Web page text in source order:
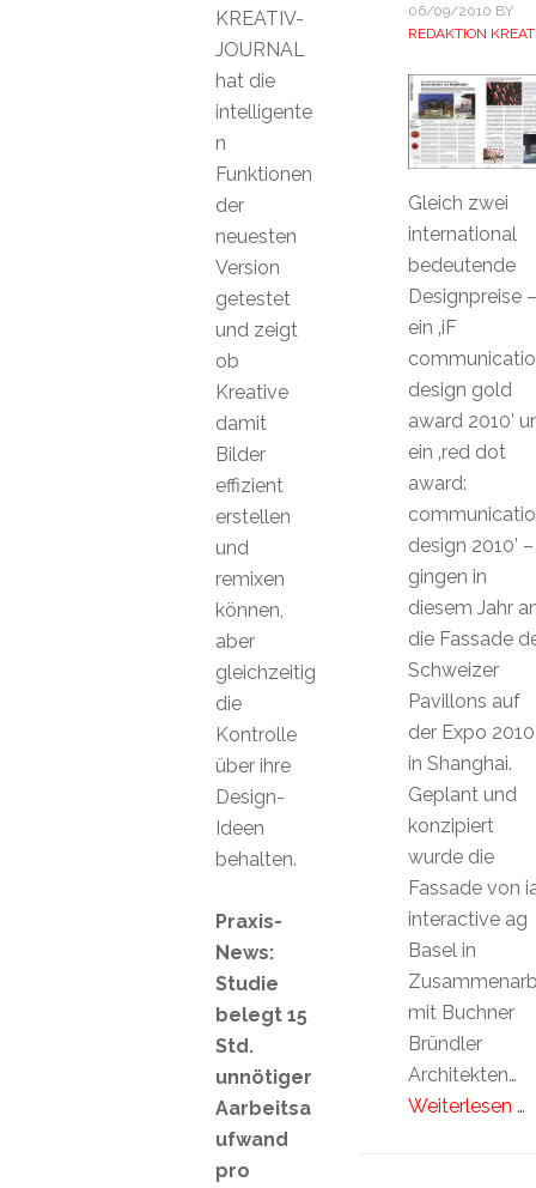
06/09/2010 BY
REDAKTION
Gleich zwei
international
bedeutende
Designpreise –
ein ‚iF
design gold
award 2010’
ein ‚red dot
award:
design 2010’ –
gingen in
diesem Jahr
die Fassade
Schweizer
Pavillons auf
der Expo 2010
in Shanghai.
Geplant und
konzipiert
wurde die
Fassade von
interactive ag
Basel in
mit Buchner
Bründler
Architekten…
Weiterlesen …
KREATIV-
JOURNAL
hat die
intelligente
n
Funktionen
der
neuesten
Version
getestet
und zeigt
ob
Kreative
damit
Bilder
effizient
erstellen
und
remixen
können,
aber
gleichzeitig
die
Kontrolle
über ihre
Design-
Ideen
behalten.
Praxis-
News:
Studie
belegt 15
Std.
unnötiger
Aarbeitsa
ufwand
pro